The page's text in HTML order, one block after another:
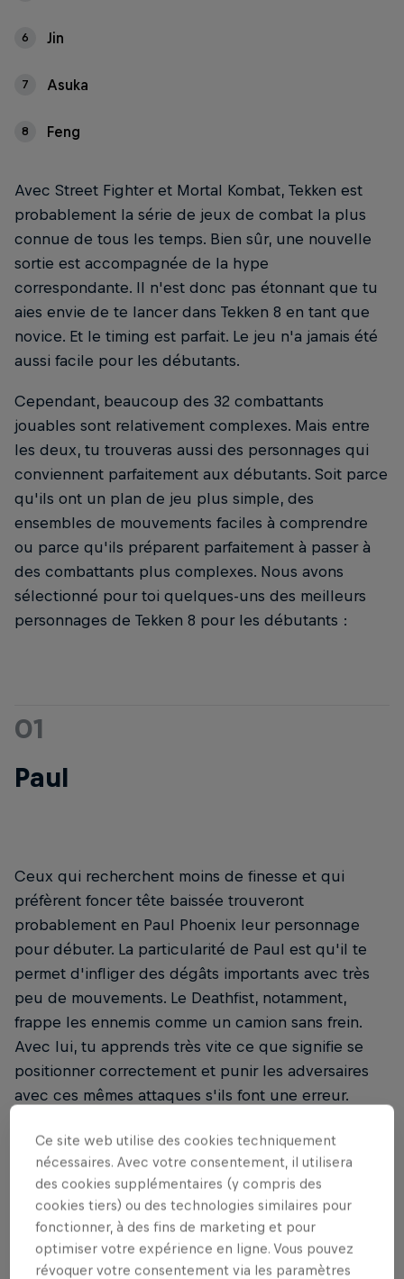
6 Jin
7 Asuka
8 Feng
Avec Street Fighter et Mortal Kombat, Tekken est
probablement la série de jeux de combat la plus
connue de tous les temps. Bien sûr, une nouvelle
sortie est accompagnée de la hype
correspondante. Il n'est donc pas étonnant que tu
aies envie de te lancer dans Tekken 8 en tant que
novice. Et le timing est parfait. Le jeu n'a jamais été
aussi facile pour les débutants.
Cependant, beaucoup des 32 combattants
jouables sont relativement complexes. Mais entre
les deux, tu trouveras aussi des personnages qui
conviennent parfaitement aux débutants. Soit parce
qu'ils ont un plan de jeu plus simple, des
ensembles de mouvements faciles à comprendre
ou parce qu'ils préparent parfaitement à passer à
des combattants plus complexes. Nous avons
sélectionné pour toi quelques-uns des meilleurs
personnages de Tekken 8 pour les débutants :
01
Paul
Ceux qui recherchent moins de finesse et qui
préfèrent foncer tête baissée trouveront
probablement en Paul Phoenix leur personnage
pour débuter. La particularité de Paul est qu'il te
permet d'infliger des dégâts importants avec très
peu de mouvements. Le Deathfist, notamment,
frappe les ennemis comme un camion sans frein.
Avec lui, tu apprends très vite ce que signifie se
positionner correctement et punir les adversaires
avec ces mêmes attaques s'ils font une erreur.
02
Azucena
Ce site web utilise des cookies techniquement
nécessaires. Avec votre consentement, il utilisera
des cookies supplémentaires (y compris des
cookies tiers) ou des technologies similaires pour
fonctionner, à des fins de marketing et pour
optimiser votre expérience en ligne. Vous pouvez
révoquer votre consentement via les paramètres